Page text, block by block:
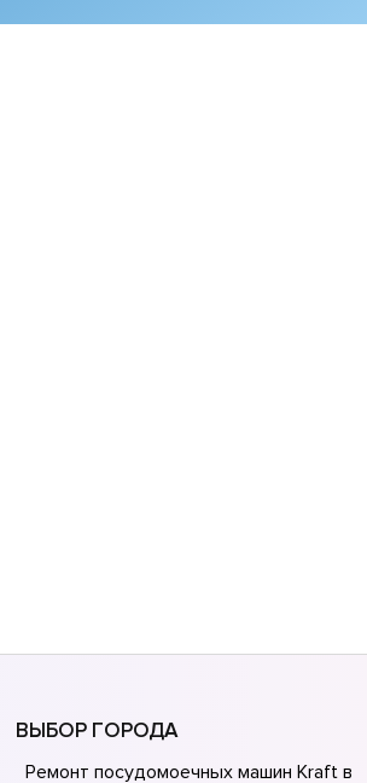
ВЫБОР ГОРОДА
Ремонт посудомоечных машин Kraft в